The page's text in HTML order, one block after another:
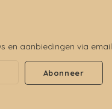
en aanbiedingen via email
Abonneer